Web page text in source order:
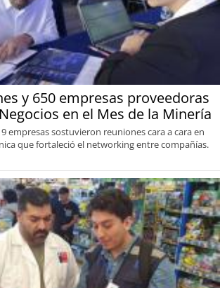
y 650 empresas proveedoras
en el Mes de la Minería
empresas sostuvieron reuniones cara a cara en
que fortaleció el networking entre compañías.